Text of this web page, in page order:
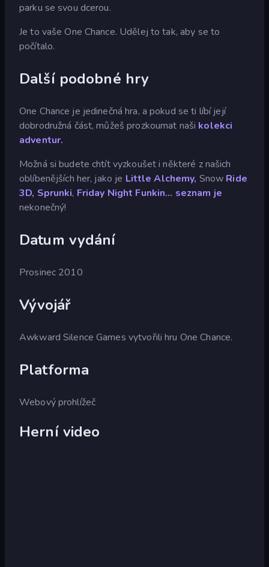
parku se svou dcerou.
Je to vaše One Chance. Udělej to tak, aby se to
počítalo.
Další podobné hry
One Chance je jedinečná hra, a pokud se ti líbí její
dobrodružná část, můžeš prozkoumat naši kolekci
adventur.
Možná si budete chtít vyzkoušet i některé z našich
oblíbenějších her, jako je Little Alchemy, Snow Ride
3D, Sprunki, Friday Night Funkin... seznam je
nekonečný!
Datum vydání
Prosinec 2010
Vývojář
Awkward Silence Games vytvořili hru One Chance.
Platforma
Webový prohlížeč
Herní video